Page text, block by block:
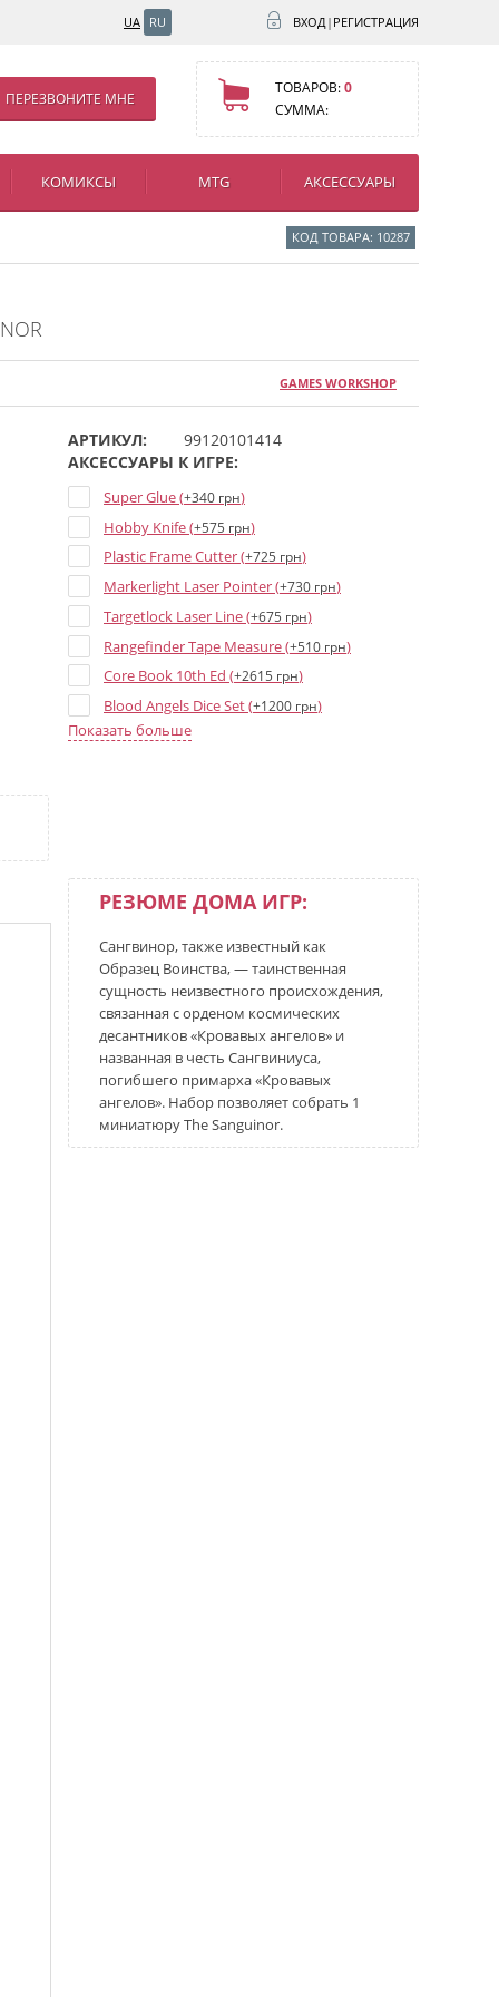
UA RU ВХОД| РЕГИСТРАЦИЯ
ПЕРЕЗВОНИТЕ МНЕ
ТОВАРОВ:0
СУММА:
КОМИКСЫ MTG АКСЕССУАРЫ
КОД ТОВАРА: 10287
GAMES WORKSHOP
АРТИКУЛ:
99120101414
АКСЕССУАРЫ К ИГРЕ:
Super Glue (+340 грн)
Hobby Knife (+575 грн)
Plastic Frame Cutter (+725 грн)
Markerlight Laser Pointer (+730 грн)
Targetlock Laser Line (+675 грн)
Rangefinder Tape Measure (+510 грн)
Core Book 10th Ed (+2615 грн)
Blood Angels Dice Set (+1200 грн)
Codex: Space Marines - 10th Ed (
Blood Angels - Datacards 10th ed (
Blood Angels Blue Dice - 16 mm (
WH40K Core Rules (11th Ed) (+920 грн)
Показать больше
РЕЗЮМЕ ДОМА ИГР:
Сангвинор, также известный как
Образец Воинства, — таинственная
сущность неизвестного происхождения,
связанная с орденом космических
десантников «Кровавых ангелов» и
названная в честь Сангвиниуса,
погибшего примарха «Кровавых
ангелов». Набор позволяет собрать 1
миниатюру The Sanguinor.